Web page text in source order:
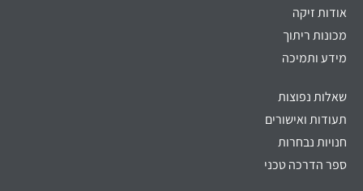
אודות זיקה
מכונות ריתוך
מידע ותמיכה
שאלות נפוצות
תעודות ואישורים
חנויות נבחרות
ספר הדרכה טכני